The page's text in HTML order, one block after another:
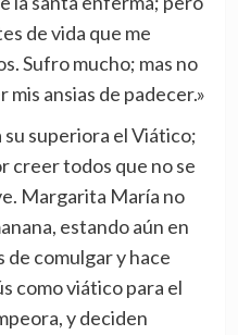
de vida que me
Sufro mucho; mas no
ansias de padecer.»
su superiora el Viático;
creer todos que no se
Margarita María no
estando aún en
de comulgar y hace
como viático para el
y deciden